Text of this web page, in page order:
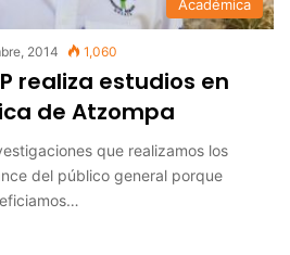
Académica
2014 1,060
realiza estudios en
de Atzompa
que realizamos los
del público general porque